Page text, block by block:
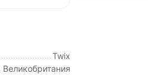
Twix
Великобритания